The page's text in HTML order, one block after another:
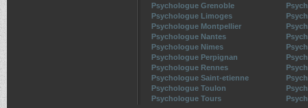
Psychologue Grenoble
Psychologue Limoges
Psychologue Montpellier
Psychologue Nantes
Psychologue Nimes
Psychologue Perpignan
Psychologue Rennes
Psychologue Saint-etienne
Psychologue Toulon
Psychologue Tours